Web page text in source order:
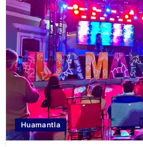
Huamantla